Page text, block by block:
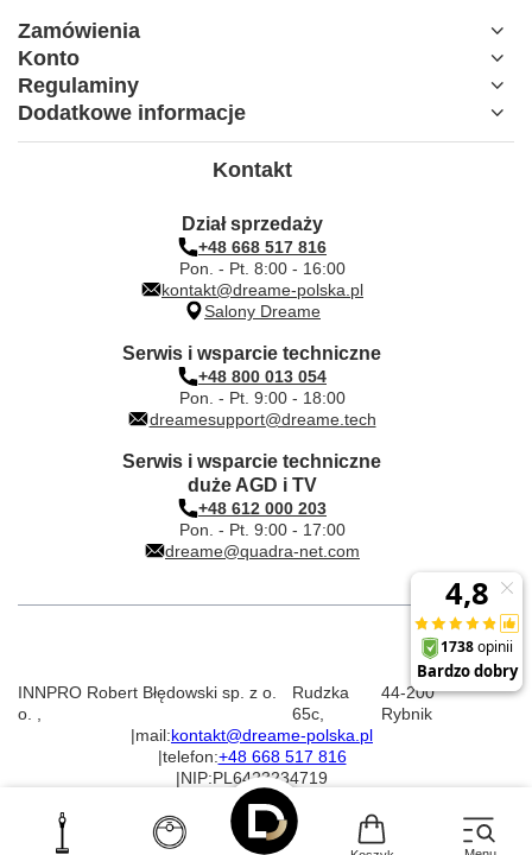
Zamówienia
Konto
Regulaminy
Dodatkowe informacje
Kontakt
Dział sprzedaży
+48 668 517 816
Pon. - Pt. 8:00 - 16:00
kontakt@dreame-polska.pl
Salony Dreame
Serwis i wsparcie techniczne
+48 800 013 054
Pon. - Pt. 9:00 - 18:00
dreamesupport@dreame.tech
Serwis i wsparcie techniczne
duże AGD i TV
+48 612 000 203
Pon. - Pt. 9:00 - 17:00
dreame@quadra-net.com
INNPRO Robert Błędowski sp. z o.
o.
Rudzka
65c,
44-200
Rybnik
|mail:kontakt@dreame-polska.pl
|telefon:+48 668 517 816
|NIP:PL6423234719
0000944160